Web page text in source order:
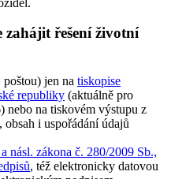
zahájit řešení životní
jen na tiskopise
republiky (aktuálně pro
nebo na tiskovém výstupu z
i uspořádání údajů
násl. zákona č. 280/2009 Sb.,
, též elektronicky datovou